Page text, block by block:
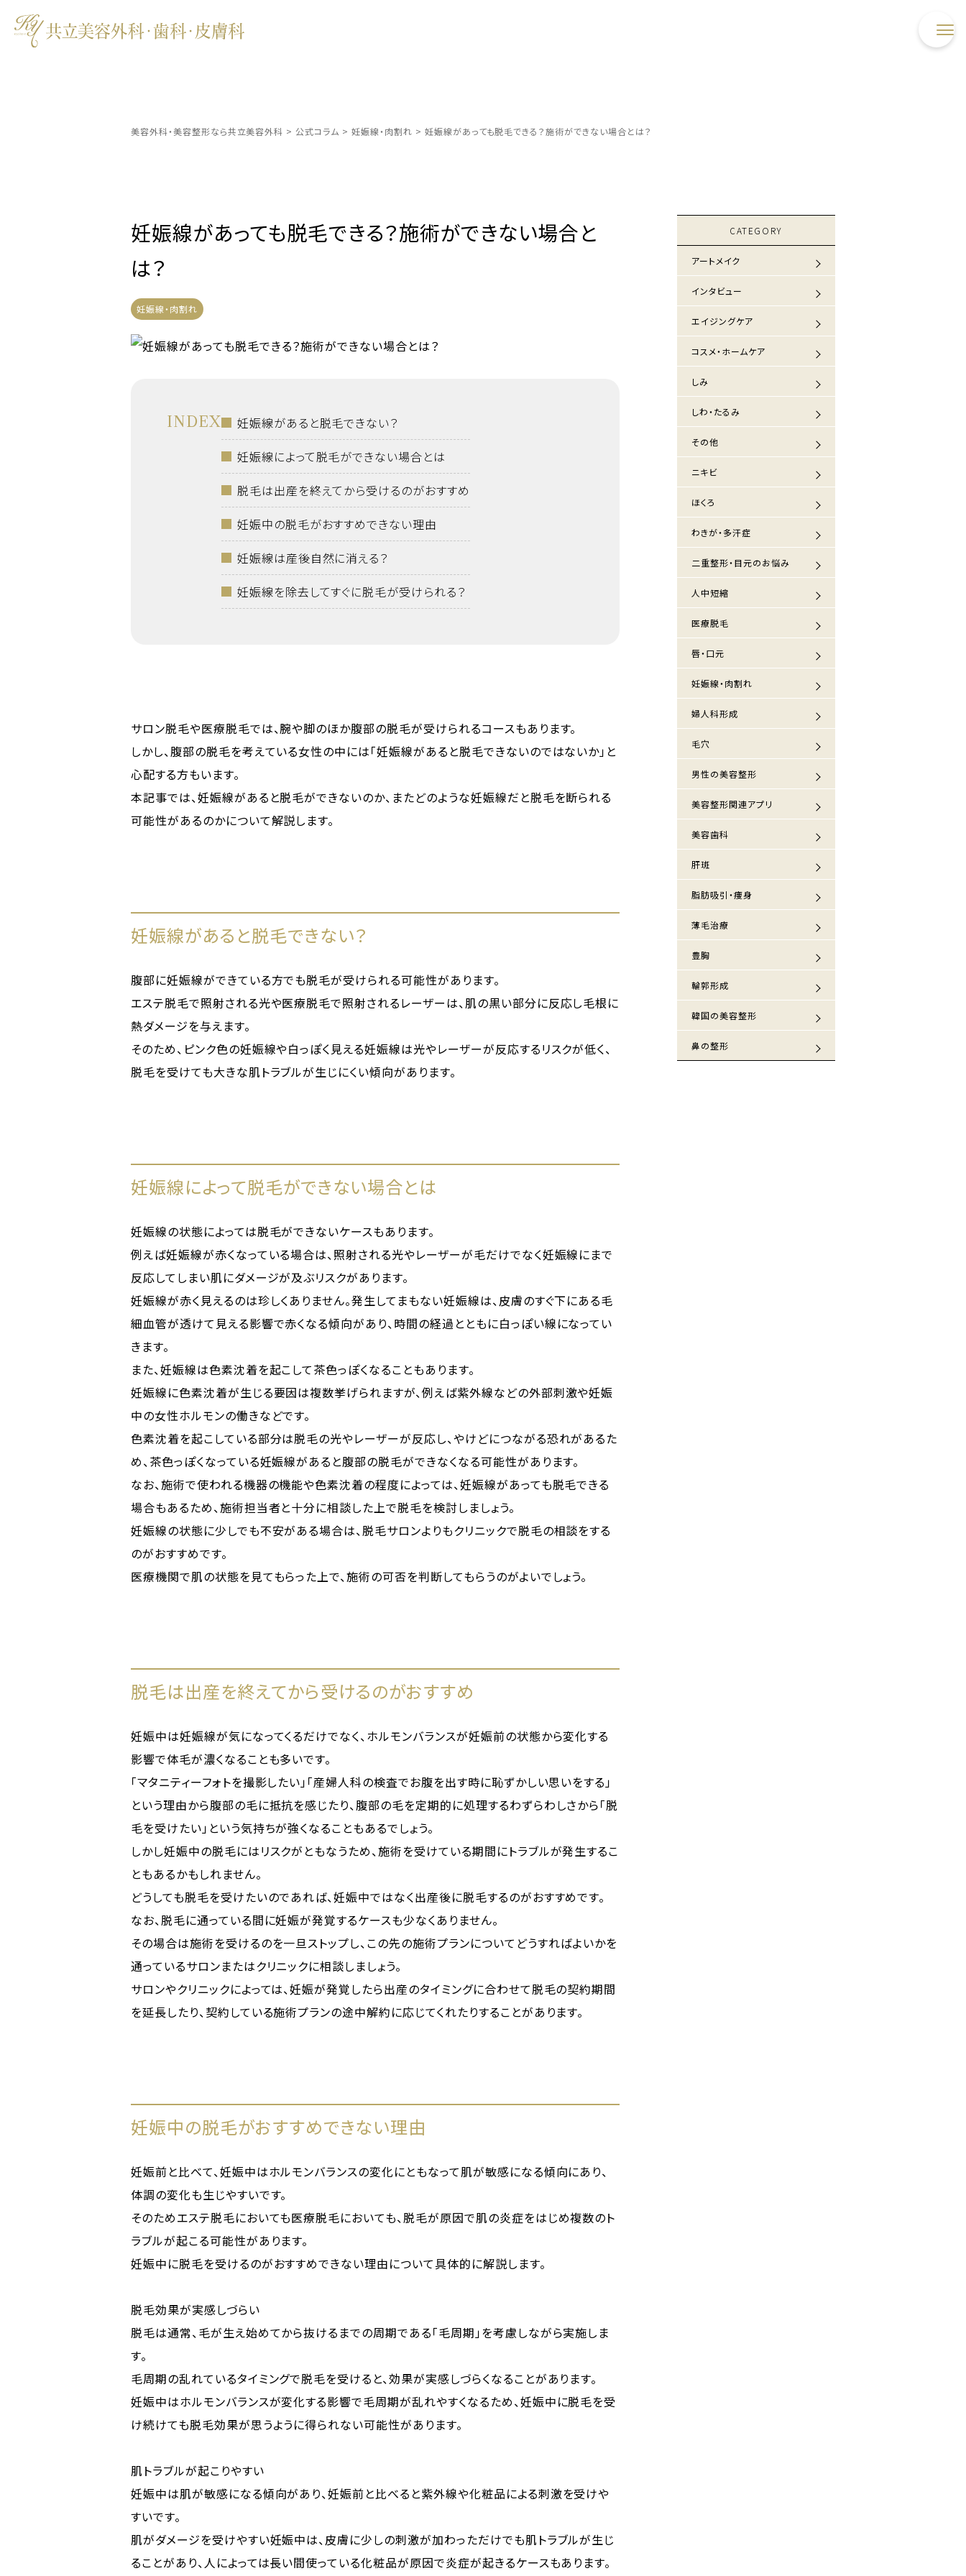
美容外科・美容整形なら共立美容外科 > 公式コラム > 妊娠線・肉割れ > 妊娠線があっても脱毛できる？施術ができない場合とは？
妊娠線があっても脱毛できる？施術ができない場合と
は？
妊娠線・肉割れ
INDEX
妊娠線があると脱毛できない？
妊娠線によって脱毛ができない場合とは
脱毛は出産を終えてから受けるのがおすすめ
妊娠中の脱毛がおすすめできない理由
妊娠線は産後自然に消える？
妊娠線を除去してすぐに脱毛が受けられる？
サロン脱毛や医療脱毛では、腕や脚のほか腹部の脱毛が受けられるコースもあります。
しかし、腹部の脱毛を考えている女性の中には「妊娠線があると脱毛できないのではないか」と
心配する方もいます。
本記事では、妊娠線があると脱毛ができないのか、またどのような妊娠線だと脱毛を断られる
可能性があるのかについて解説します。
妊娠線があると脱毛できない？
腹部に妊娠線ができている方でも脱毛が受けられる可能性があります。
エステ脱毛で照射される光や医療脱毛で照射されるレーザーは、肌の黒い部分に反応し毛根に
熱ダメージを与えます。
そのため、ピンク色の妊娠線や白っぽく見える妊娠線は光やレーザーが反応するリスクが低く、
脱毛を受けても大きな肌トラブルが生じにくい傾向があります。
妊娠線によって脱毛ができない場合とは
妊娠線の状態によっては脱毛ができないケースもあります。
例えば妊娠線が赤くなっている場合は、照射される光やレーザーが毛だけでなく妊娠線にまで
反応してしまい肌にダメージが及ぶリスクがあります。
妊娠線が赤く見えるのは珍しくありません。発生してまもない妊娠線は、皮膚のすぐ下にある毛
細血管が透けて見える影響で赤くなる傾向があり、時間の経過とともに白っぽい線になってい
きます。
また、妊娠線は色素沈着を起こして茶色っぽくなることもあります。
妊娠線に色素沈着が生じる要因は複数挙げられますが、例えば紫外線などの外部刺激や妊娠
中の女性ホルモンの働きなどです。
色素沈着を起こしている部分は脱毛の光やレーザーが反応し、やけどにつながる恐れがあるた
め、茶色っぽくなっている妊娠線があると腹部の脱毛ができなくなる可能性があります。
なお、施術で使われる機器の機能や色素沈着の程度によっては、妊娠線があっても脱毛できる
場合もあるため、施術担当者と十分に相談した上で脱毛を検討しましょう。
妊娠線の状態に少しでも不安がある場合は、脱毛サロンよりもクリニックで脱毛の相談をする
のがおすすめです。
医療機関で肌の状態を見てもらった上で、施術の可否を判断してもらうのがよいでしょう。
脱毛は出産を終えてから受けるのがおすすめ
妊娠中は妊娠線が気になってくるだけでなく、ホルモンバランスが妊娠前の状態から変化する
影響で体毛が濃くなることも多いです。
「マタニティーフォトを撮影したい」「産婦人科の検査でお腹を出す時に恥ずかしい思いをする」
という理由から腹部の毛に抵抗を感じたり、腹部の毛を定期的に処理するわずらわしさから「脱
毛を受けたい」という気持ちが強くなることもあるでしょう。
しかし妊娠中の脱毛にはリスクがともなうため、施術を受けている期間にトラブルが発生するこ
ともあるかもしれません。
どうしても脱毛を受けたいのであれば、妊娠中ではなく出産後に脱毛するのがおすすめです。
なお、脱毛に通っている間に妊娠が発覚するケースも少なくありません。
その場合は施術を受けるのを一旦ストップし、この先の施術プランについてどうすればよいかを
通っているサロンまたはクリニックに相談しましょう。
サロンやクリニックによっては、妊娠が発覚したら出産のタイミングに合わせて脱毛の契約期間
を延長したり、契約している施術プランの途中解約に応じてくれたりすることがあります。
妊娠中の脱毛がおすすめできない理由
妊娠前と比べて、妊娠中はホルモンバランスの変化にともなって肌が敏感になる傾向にあり、
体調の変化も生じやすいです。
そのためエステ脱毛においても医療脱毛においても、脱毛が原因で肌の炎症をはじめ複数のト
ラブルが起こる可能性があります。
妊娠中に脱毛を受けるのがおすすめできない理由について具体的に解説します。
脱毛効果が実感しづらい
脱毛は通常、毛が生え始めてから抜けるまでの周期である「毛周期」を考慮しながら実施しま
す。
毛周期の乱れているタイミングで脱毛を受けると、効果が実感しづらくなることがあります。
妊娠中はホルモンバランスが変化する影響で毛周期が乱れやすくなるため、妊娠中に脱毛を受
け続けても脱毛効果が思うように得られない可能性があります。
肌トラブルが起こりやすい
妊娠中は肌が敏感になる傾向があり、妊娠前と比べると紫外線や化粧品による刺激を受けや
すいです。
肌がダメージを受けやすい妊娠中は、皮膚に少しの刺激が加わっただけでも肌トラブルが生じ
ることがあり、人によっては長い間使っている化粧品が原因で炎症が起きるケースもあります。
CATEGORY
アートメイク
インタビュー
エイジングケア
コスメ・ホームケア
しみ
しわ・たるみ
その他
ニキビ
ほくろ
わきが・多汗症
二重整形・目元のお悩み
人中短縮
医療脱毛
唇・口元
妊娠線・肉割れ
婦人科形成
毛穴
男性の美容整形
美容整形関連アプリ
美容歯科
肝斑
脂肪吸引・痩身
薄毛治療
豊胸
輪郭形成
韓国の美容整形
鼻の整形